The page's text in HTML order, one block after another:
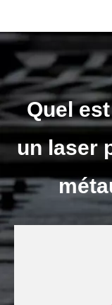
Quel
un laser